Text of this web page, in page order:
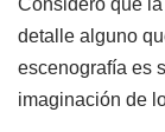
Considero que
detalle alguno
escenografía es
imaginación de